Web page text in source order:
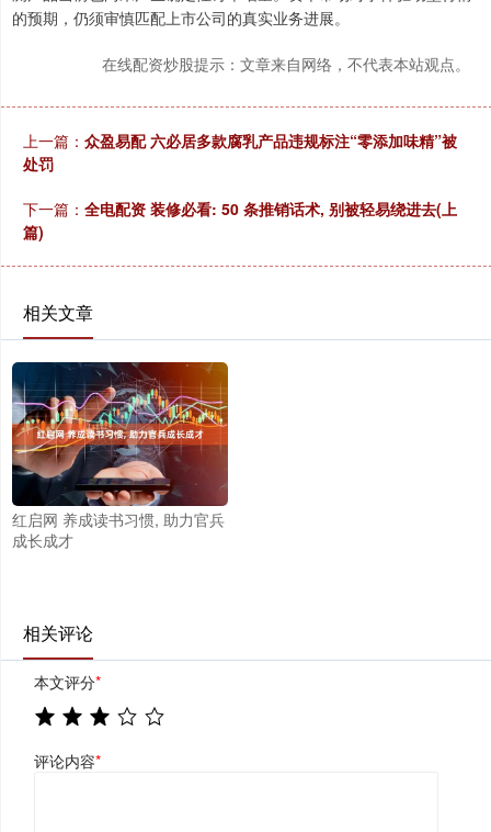
的预期，仍须审慎匹配上市公司的真实业务进展。
在线配资炒股提示：文章来自网络，不代表本站观点。
上一篇： 众盈易配 六必居多款腐乳产品违规标注“零添加味精”被
处罚
下一篇： 全电配资 装修必看: 50 条推销话术, 别被轻易绕进去(上
篇)
相关文章
红启网 养成读书习惯, 助力官兵
成长成才
相关评论
本文评分*
评论内容*